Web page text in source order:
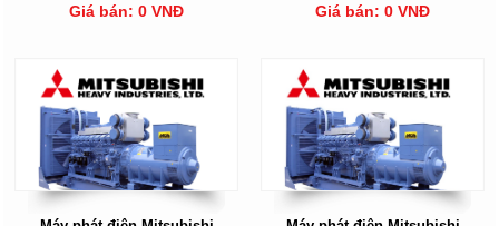
Giá bán: 0 VNĐ Giá bán: 0 VNĐ